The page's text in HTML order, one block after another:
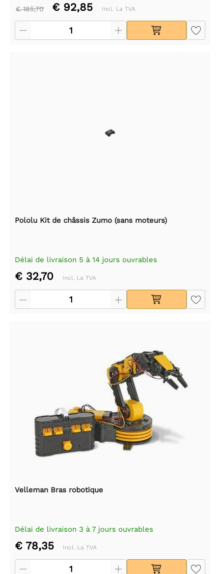
€ 185,70 € 92,85 Incl. La TVA
Pololu Kit de châssis Zumo (sans moteurs)
Délai de livraison 5 à 14 jours ouvrables
€ 32,70 Incl. La TVA
Velleman Bras robotique
Délai de livraison 3 à 7 jours ouvrables
€ 78,35 Incl. La TVA